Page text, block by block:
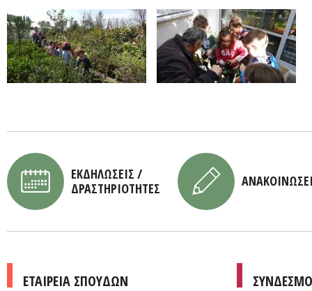
ΕΚΔΗΛΩΣΕΙΣ /
ΔΡΑΣΤΗΡΙΟΤΗΤΕΣ
ΕΤΑΙΡΕΙΑ ΣΠΟΥΔΩΝ